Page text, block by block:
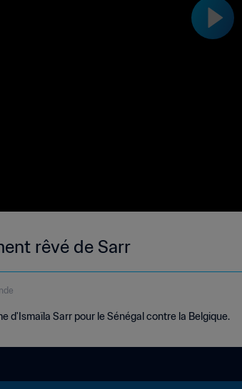
rêvé de Sarr
d'Ismaïla Sarr pour le Sénégal contre la Belgique.